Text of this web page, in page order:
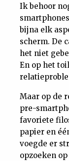
Tuchtrecht
Magazine
Podcast
Dossiers
Nieuwsbrief
Contact
Ik behoor
bijna elk
scherm. De
het niet
En op het
Maar op de
pre-
favoriete
papier en
voegde er
opzoeken